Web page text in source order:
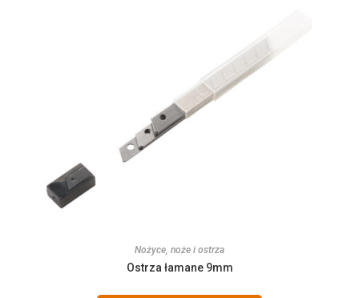
Nożyce, noże i ostrza
Ostrza łamane 9mm